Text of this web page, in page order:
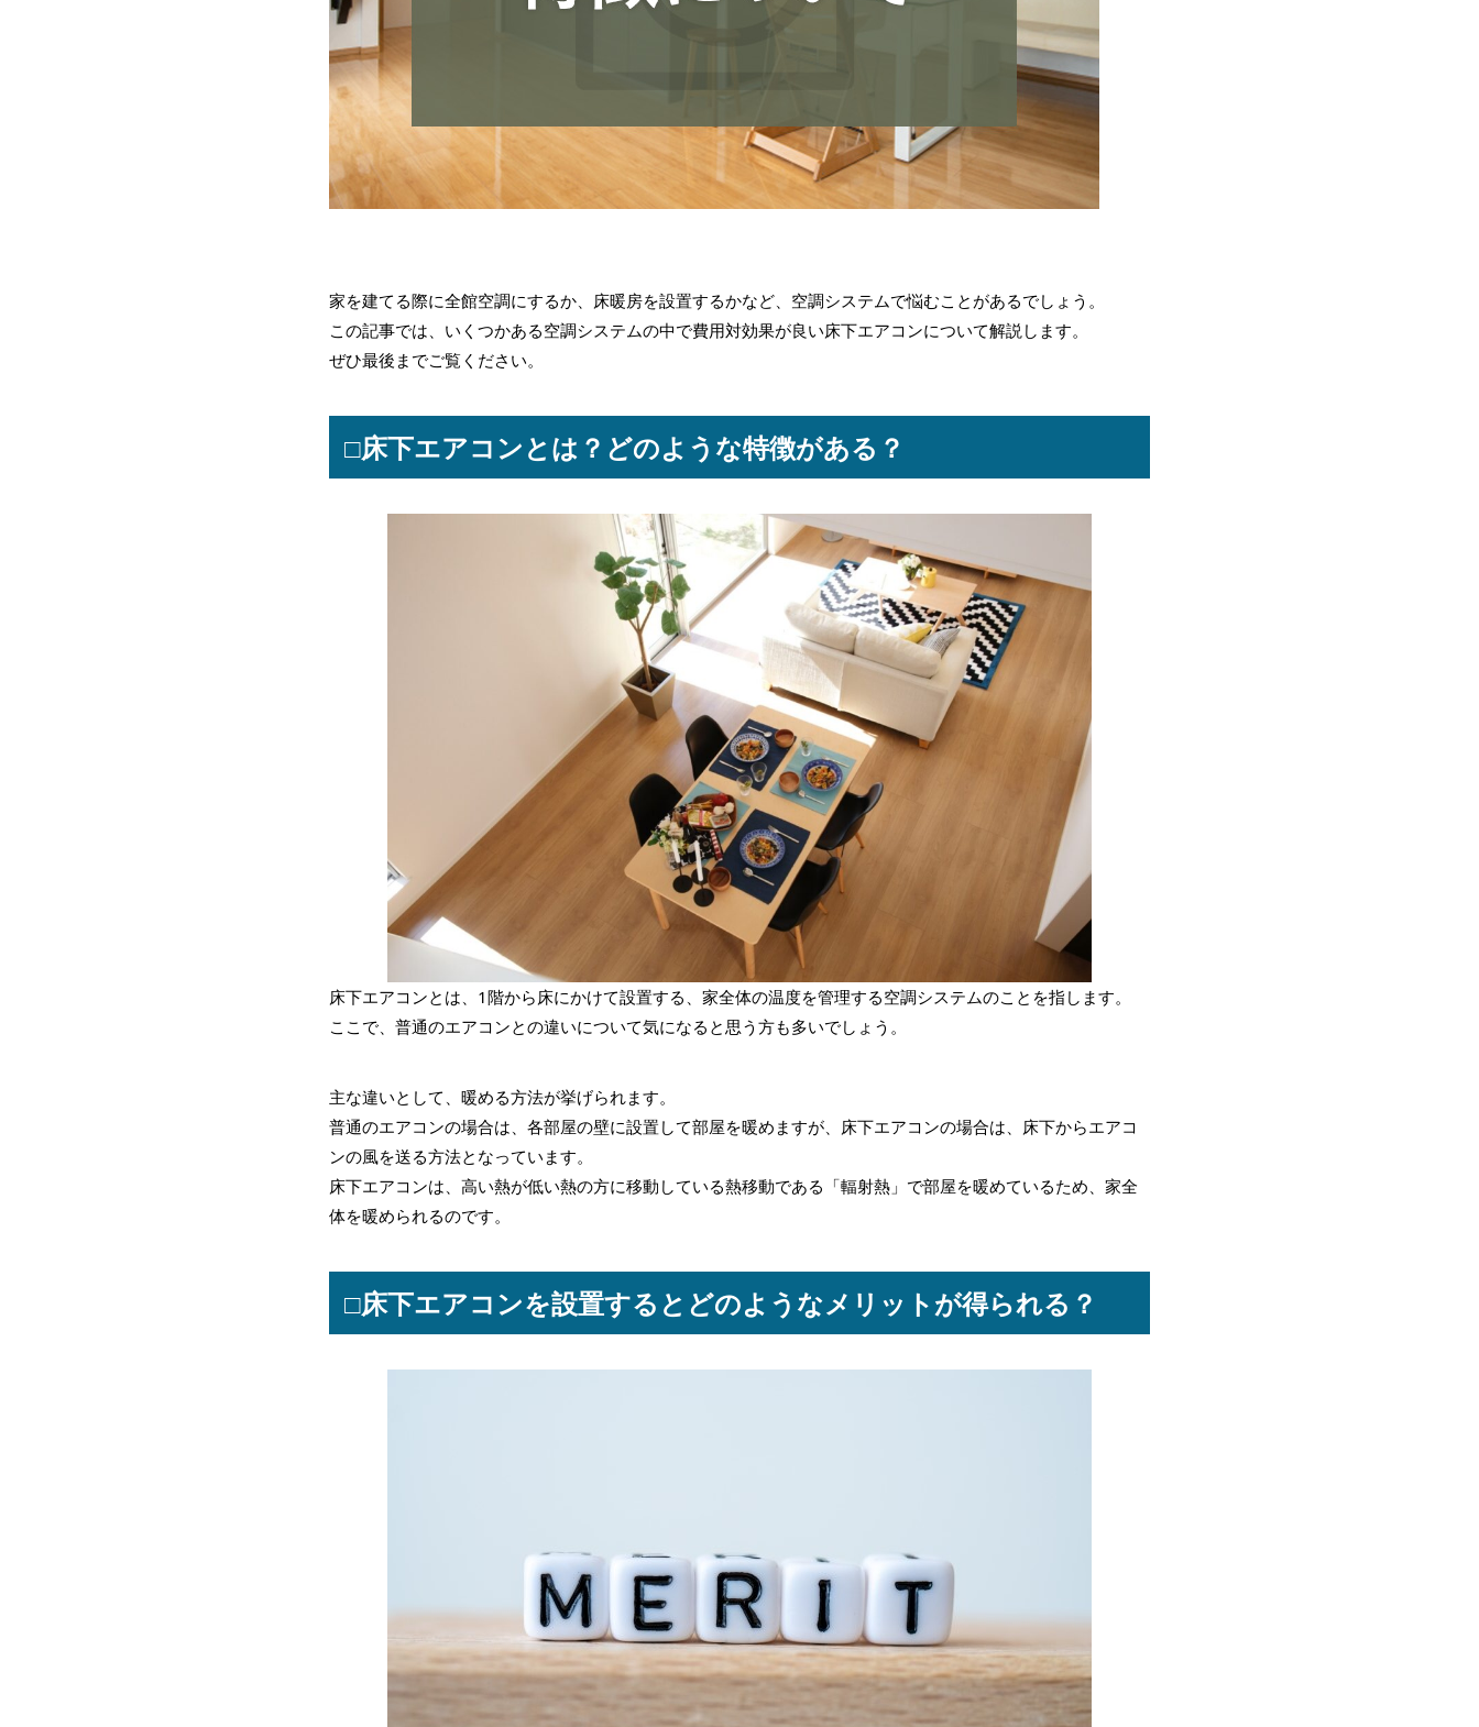
家を建てる際に全館空調にするか、床暖房を設置するかなど、空調システムで悩むことがあるでしょう。
この記事では、いくつかある空調システムの中で費用対効果が良い床下エアコンについて解説します。
ぜひ最後までご覧ください。
□床下エアコンとは？どのような特徴がある？
床下エアコンとは、1階から床にかけて設置する、家全体の温度を管理する空調システムのことを指します。
ここで、普通のエアコンとの違いについて気になると思う方も多いでしょう。
主な違いとして、暖める方法が挙げられます。
普通のエアコンの場合は、各部屋の壁に設置して部屋を暖めますが、床下エアコンの場合は、床下からエアコ
ンの風を送る方法となっています。
床下エアコンは、高い熱が低い熱の方に移動している熱移動である「輻射熱」で部屋を暖めているため、家全
体を暖められるのです。
□床下エアコンを設置するとどのようなメリットが得られる？